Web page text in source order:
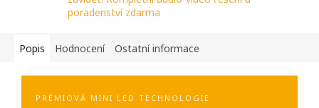
poradenství zdarma
Popis Hodnocení Ostatní informace
PRÉMIOVÁ MINI LED TECHNOLOGIE